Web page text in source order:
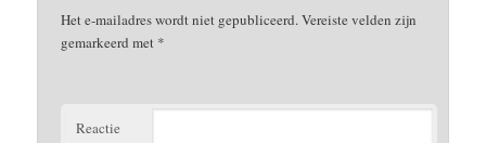
Het e-mailadres wordt niet gepubliceerd.Vereiste velden zijn
gemarkeerd met *
Reactie